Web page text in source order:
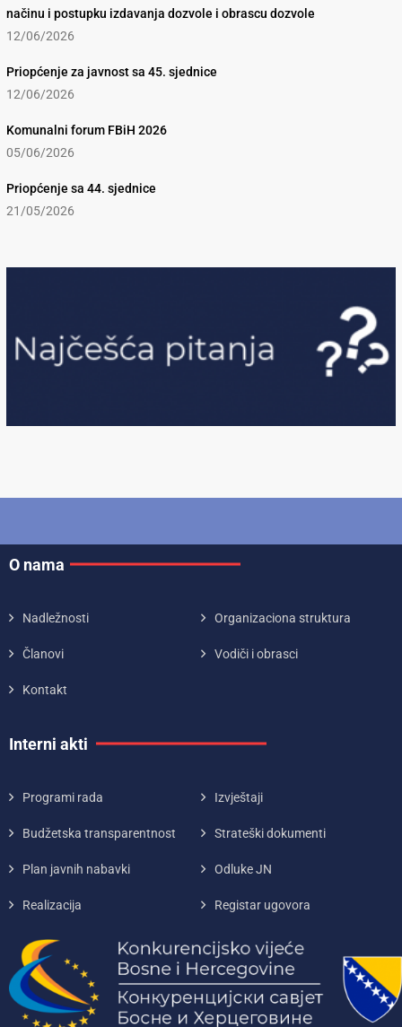
načinu i postupku izdavanja dozvole i obrascu dozvole
12/06/2026
Priopćenje za javnost sa 45. sjednice
12/06/2026
Komunalni forum FBiH 2026
05/06/2026
Priopćenje sa 44. sjednice
21/05/2026
O nama
Nadležnosti Organizaciona struktura
Članovi Vodiči i obrasci
Kontakt
Interni akti
Programi rada Izvještaji
Budžetska transparentnost Strateški dokumenti
Plan javnih nabavki Odluke JN
Realizacija Registar ugovora